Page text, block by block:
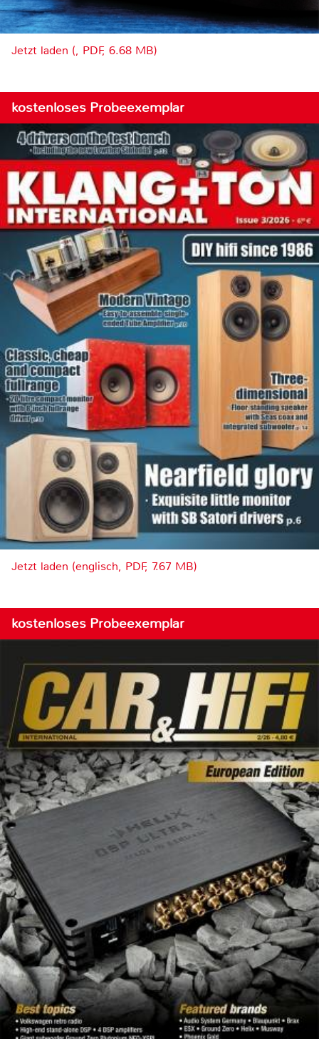
Jetzt laden (, PDF, 6.68 MB)
kostenloses Probeexemplar
Jetzt laden (englisch, PDF, 7.67 MB)
kostenloses Probeexemplar